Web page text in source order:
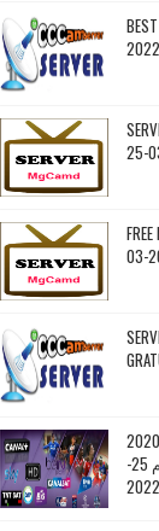
2022
25-
03-
أفضل ملف إشتراك 2020 CCCAM.CFG
بأجدد السيرفرات المجانية ليوم 25-